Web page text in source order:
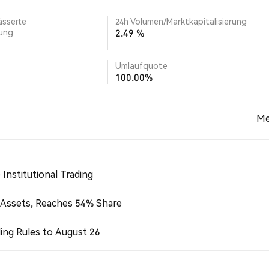
24h Volumen/Marktkapitalisierung
2.49 %
Umlaufquote
100.00%
Institutional Trading
Reaches 54% Share
Rules to August 26